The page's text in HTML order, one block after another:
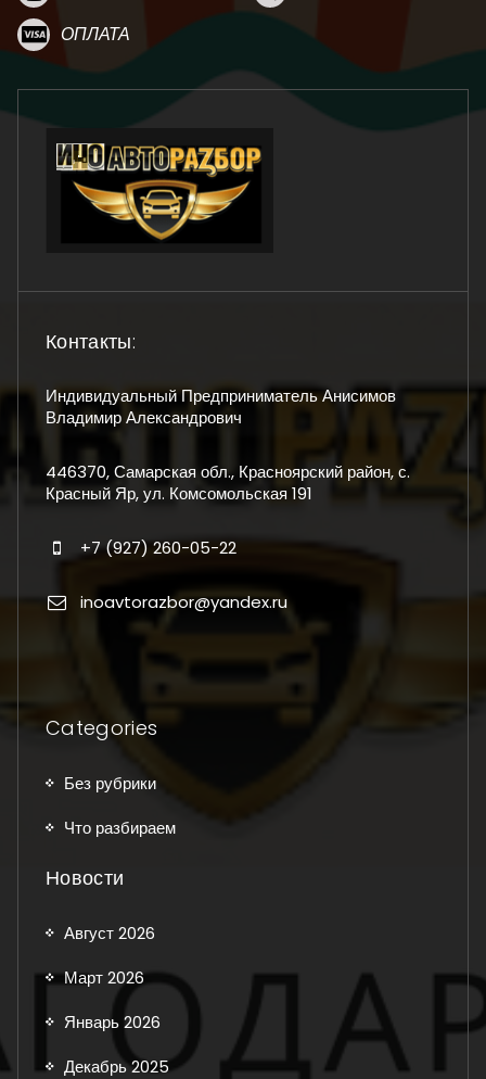
ОПЛАТА
Контакты:
Индивидуальный Предприниматель Анисимов
Владимир Александрович
446370, Самарская обл., Красноярский район, с.
Красный Яр, ул. Комсомольская 191
+7 (927) 260-05-22
inoavtorazbor@yandex.ru
Categories
Без рубрики
Что разбираем
Новости
Август 2026
Март 2026
Январь 2026
Декабрь 2025